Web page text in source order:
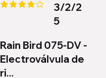
la calificación promedio es 4 de
3/2/2
5
Rain Bird 075-DV -
Electroválvula de
ri...